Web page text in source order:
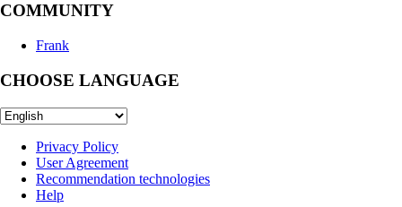
COMMUNITY
Frank
CHOOSE LANGUAGE
Privacy Policy
User Agreement
Recommendation technologies
Help